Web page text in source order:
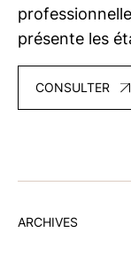
présente les
CONSULTER
ARCHIVES